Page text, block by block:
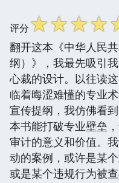
评分☆☆☆☆
翻开这本《中华人民
纲）》，我最先吸引
心裁的设计。以往读
临着晦涩难懂的专业
宣传提纲，我仿佛看
本书能打破专业壁垒
审计的意义和价值。
动的案例，或许是某
或是某个违规行为被